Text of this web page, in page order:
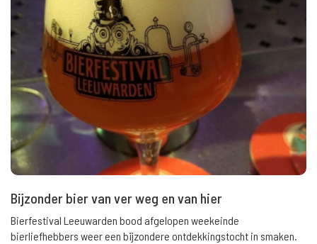
Bijzonder bier van ver weg en van hier
Bierfestival Leeuwarden bood afgelopen weekeinde
bierliefhebbers weer een bijzondere ontdekkingstocht in smaken.